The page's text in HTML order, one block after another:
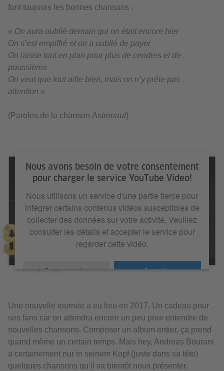
font toujours les bonnes chansons :
« On aura oublié demain qui on était encore hier
On s’est empiffré et on a oublié de payer
On laisse tout en plan pour plus de cendres et de
poussières
On veut que tout aille bien, mais on n’y prête pas
attention »
(Paroles de la chanson Astronaut)
Nous avons besoin de votre consentement
pour charger le service YouTube Video!
Nous utilisons un service d'une partie tierce pour
intégrer certains contenus vidéos susceptibles de
collecter des données sur votre activité. Veuillez
consulter les détails et accepter le service pour
regarder cette vidéo.
En savoir plus Accepter
Une nouvelle tournée a eu lieu en 2017. Un cadeau pour
ses fans car on attendra encore un peu pour entendre de
nouvelles chansons. Composer un album entier, ça prend
quand même un certain temps. Mais hey, Andreas Bourani
a certainement nur in seinem Kopf (juste dans sa tête)
quelques chansons qu’il va bientôt nous présenter.